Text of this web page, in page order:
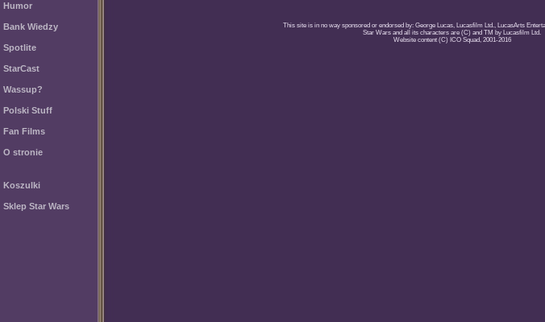
Humor
Bank Wiedzy
Spotlite
StarCast
Wassup?
Polski Stuff
Fan Films
O stronie
Koszulki
Sklep Star Wars
This site is in no way sponsored or endorsed by: George Lucas, Lucasfilm Ltd., LucasArts
Star Wars and all its characters are (C) and TM by Lucasfilm Ltd.
Website content (C) ICO Squad, 2001-2016